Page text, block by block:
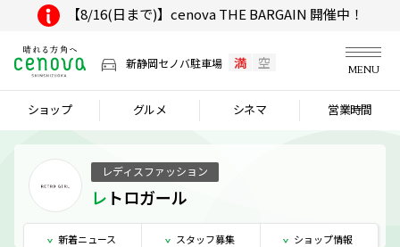
【8/16(日まで)】cenova THE BARGAIN 開催中！
新静岡セノバ駐車場 満 空 MENU
ショップ グルメ シネマ 営業時間
レディスファッション
レトロガール
新着ニュース スタッフ募集 ショップ情報